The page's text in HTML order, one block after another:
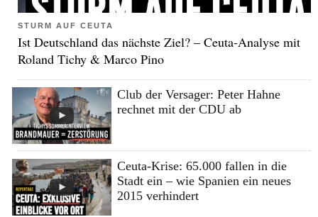
STURM AUF CEUTA
Ist Deutschland das nächste Ziel? – Ceuta-Analyse mit
Roland Tichy & Marco Pino
Club der Versager: Peter Hahne
rechnet mit der CDU ab
Ceuta-Krise: 65.000 fallen in die
Stadt ein – wie Spanien ein neues
2015 verhindert